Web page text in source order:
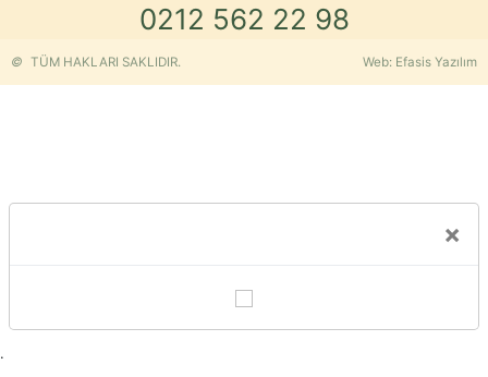
0212 562 22 98
© TÜM HAKLARI SAKLIDIR. Web: Efasis Yazılım
×
.